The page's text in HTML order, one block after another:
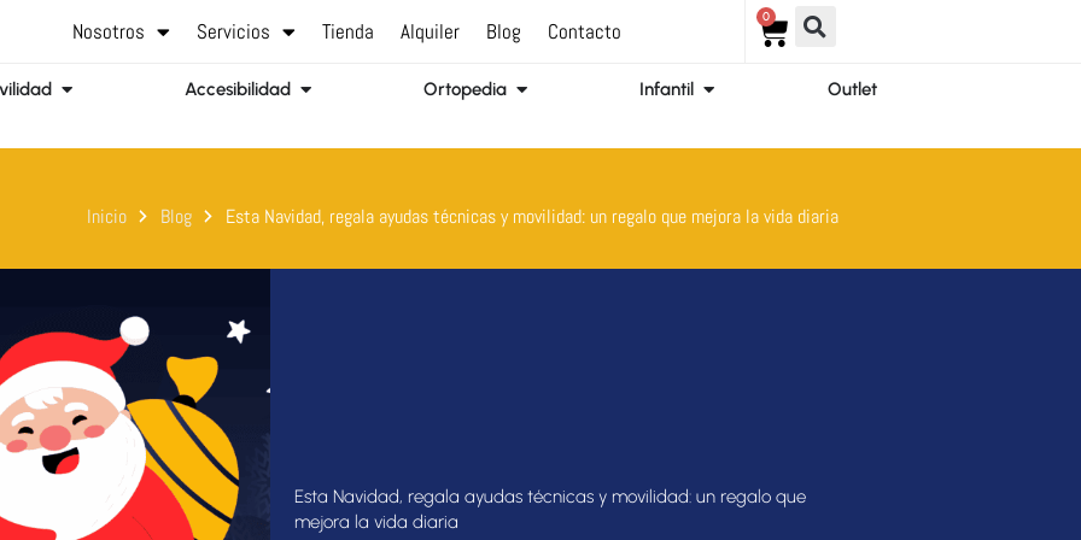
Nosotros Servicios Tienda Alquiler Blog Contacto
0
Carrito
Abrir Movilidad Accesibilidad Abrir AccesibilidadOrtopedia Abrir OrtopediaInfantil Abrir Infantil Outlet
Inicio Blog Esta Navidad, regala ayudas técnicas y movilidad: un regalo que mejora la vida diaria
Esta Navidad, regala ayudas técnicas y movilidad: un regalo que
mejora la vida diaria